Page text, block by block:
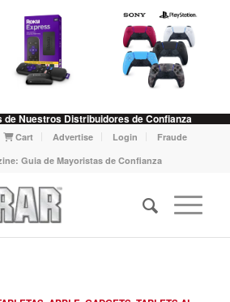
Nuestros Distribuidores de Confianza
Cart Advertise Login
Fraude
Guia de Mayoristas de Confianza